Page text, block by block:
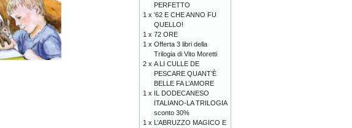
PERFETTO
1 x '62 E CHE ANNO FU
QUELLO!
1 x 72 ORE
1 x Offerta 3 libri della
Trilogia di Vito Moretti
2 x A LI CULLE DE
PESCARE QUANT’È
BELLE FA L’AMORE
1 x IL DODECANESO
ITALIANO-LA TRILOGIA
sconto 30%
1 x L’ABRUZZO MAGICO E